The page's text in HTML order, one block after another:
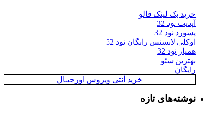
بک لینک فالو
نود 32
لایسنس رایگان نود 32
نود 32
سئو
خرید آنتی ویروس اورجینال
تازه